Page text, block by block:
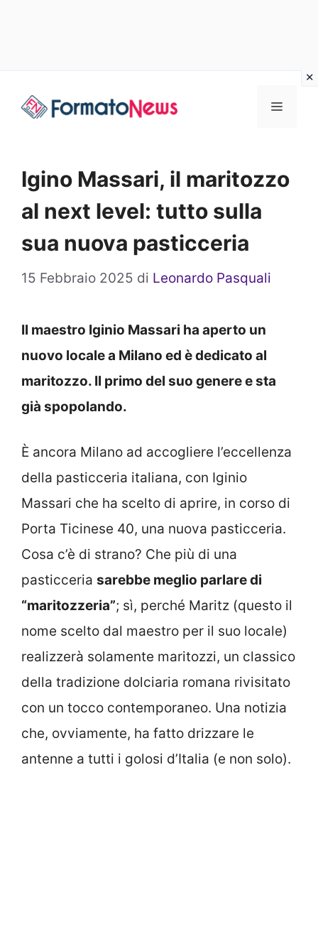
Menu
Igino Massari, il maritozzo
al next level: tutto sulla
sua nuova pasticceria
15 Febbraio 2025 di Leonardo Pasquali
Il maestro Iginio Massari ha aperto un
nuovo locale a Milano ed è dedicato al
maritozzo. Il primo del suo genere e sta
già spopolando.
È ancora Milano ad accogliere l’eccellenza
della pasticceria italiana, con Iginio
Massari che ha scelto di aprire, in corso di
Porta Ticinese 40, una nuova pasticceria.
Cosa c’è di strano? Che più di una
pasticceria sarebbe meglio parlare di
“maritozzeria”; sì, perché Maritz (questo il
nome scelto dal maestro per il suo locale)
realizzerà solamente maritozzi, un classico
della tradizione dolciaria romana rivisitato
con un tocco contemporaneo. Una notizia
che, ovviamente, ha fatto drizzare le
antenne a tutti i golosi d’Italia (e non solo).